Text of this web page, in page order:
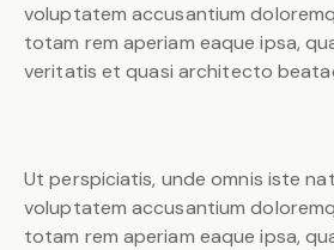
voluptatem accusantium
totam rem aperiam eaque ipsa,
veritatis et quasi architecto
Ut perspiciatis, unde omnis iste
voluptatem accusantium
totam rem aperiam eaque ipsa,